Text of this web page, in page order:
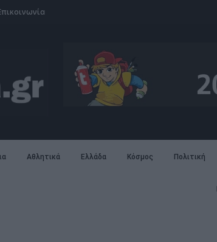
Αθλητικά Ελλάδα Κόσμος Πολιτική